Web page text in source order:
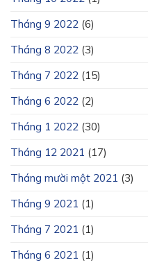
Tháng 9 2022 (6)
Tháng 8 2022 (3)
Tháng 7 2022 (15)
Tháng 6 2022 (2)
Tháng 1 2022 (30)
Tháng 12 2021 (17)
Tháng mười một 2021 (3)
Tháng 9 2021 (1)
Tháng 7 2021 (1)
Tháng 6 2021 (1)